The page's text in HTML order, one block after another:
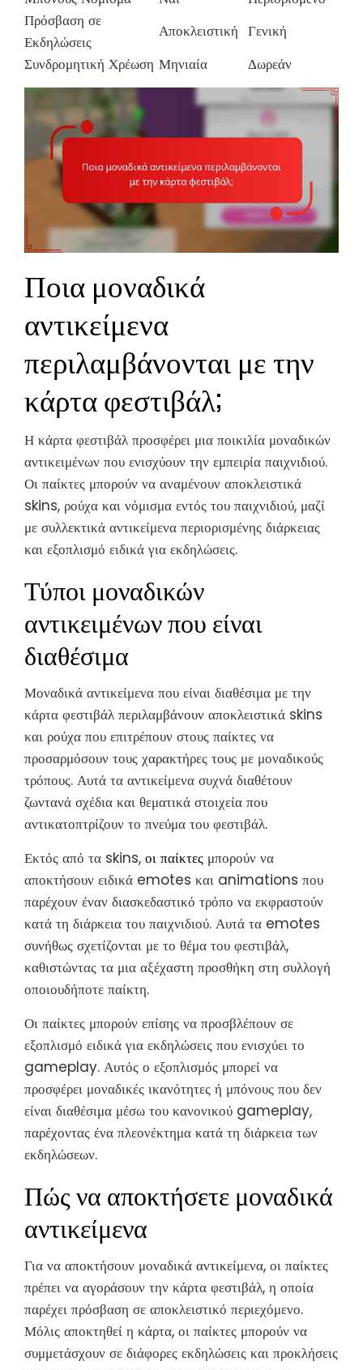
Πρόσβαση σε
Εκδηλώσεις
Αποκλειστική Γενική
Συνδρομητική Χρέωση Μηνιαία Δωρεάν
Ποια μοναδικά
αντικείμενα
περιλαμβάνονται με την
κάρτα φεστιβάλ;
Η κάρτα φεστιβάλ προσφέρει μια ποικιλία μοναδικών
αντικειμένων που ενισχύουν την εμπειρία παιχνιδιού.
Οι παίκτες μπορούν να αναμένουν αποκλειστικά
skins, ρούχα και νόμισμα εντός του παιχνιδιού, μαζί
με συλλεκτικά αντικείμενα περιορισμένης διάρκειας
και εξοπλισμό ειδικά για εκδηλώσεις.
Τύποι μοναδικών
αντικειμένων που είναι
διαθέσιμα
Μοναδικά αντικείμενα που είναι διαθέσιμα με την
κάρτα φεστιβάλ περιλαμβάνουν αποκλειστικά skins
και ρούχα που επιτρέπουν στους παίκτες να
προσαρμόσουν τους χαρακτήρες τους με μοναδικούς
τρόπους. Αυτά τα αντικείμενα συχνά διαθέτουν
ζωντανά σχέδια και θεματικά στοιχεία που
αντικατοπτρίζουν το πνεύμα του φεστιβάλ.
Εκτός από τα skins, οι παίκτες μπορούν να
αποκτήσουν ειδικά emotes και animations που
παρέχουν έναν διασκεδαστικό τρόπο να εκφραστούν
κατά τη διάρκεια του παιχνιδιού. Αυτά τα emotes
συνήθως σχετίζονται με το θέμα του φεστιβάλ,
καθιστώντας τα μια αξέχαστη προσθήκη στη συλλογή
οποιουδήποτε παίκτη.
Οι παίκτες μπορούν επίσης να προσβλέπουν σε
εξοπλισμό ειδικά για εκδηλώσεις που ενισχύει το
gameplay. Αυτός ο εξοπλισμός μπορεί να
προσφέρει μοναδικές ικανότητες ή μπόνους που δεν
είναι διαθέσιμα μέσω του κανονικού gameplay,
παρέχοντας ένα πλεονέκτημα κατά τη διάρκεια των
εκδηλώσεων.
Πώς να αποκτήσετε μοναδικά
αντικείμενα
Για να αποκτήσουν μοναδικά αντικείμενα, οι παίκτες
πρέπει να αγοράσουν την κάρτα φεστιβάλ, η οποία
παρέχει πρόσβαση σε αποκλειστικό περιεχόμενο.
Μόλις αποκτηθεί η κάρτα, οι παίκτες μπορούν να
συμμετάσχουν σε διάφορες εκδηλώσεις και προκλήσεις